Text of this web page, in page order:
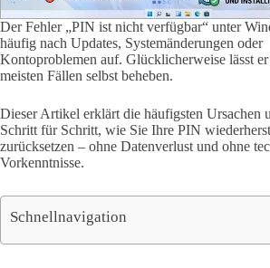
Der Fehler „PIN ist nicht verfügbar“ unter
häufig nach Updates, Systemänderungen oder
Kontoproblemen auf. Glücklicherweise lässt
meisten Fällen selbst beheben.
Dieser Artikel erklärt die häufigsten Ursachen
Schritt für Schritt, wie Sie Ihre PIN
zurücksetzen – ohne Datenverlust und ohne
Vorkenntnisse.
Schnellnavigation